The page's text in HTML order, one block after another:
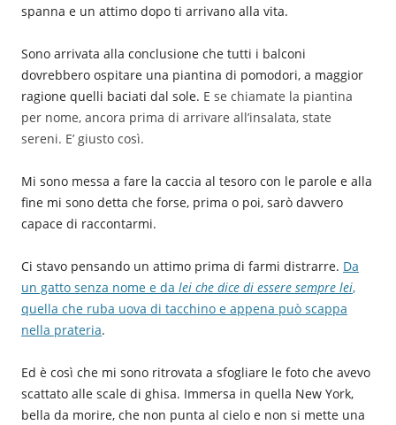
spanna e un attimo dopo ti arrivano alla vita.
Sono arrivata alla conclusione che tutti i balconi
dovrebbero ospitare una piantina di pomodori, a maggior
ragione quelli baciati dal sole. E se chiamate la piantina
per nome, ancora prima di arrivare all’insalata, state
sereni. E’ giusto così.
Mi sono messa a fare la caccia al tesoro con le parole e alla
fine mi sono detta che forse, prima o poi, sarò davvero
capace di raccontarmi.
Ci stavo pensando un attimo prima di farmi distrarre. Da
un gatto senza nome e da lei che dice di essere sempre lei,
quella che ruba uova di tacchino e appena può scappa
nella prateria.
Ed è così che mi sono ritrovata a sfogliare le foto che avevo
scattato alle scale di ghisa. Immersa in quella New York,
bella da morire, che non punta al cielo e non si mette una